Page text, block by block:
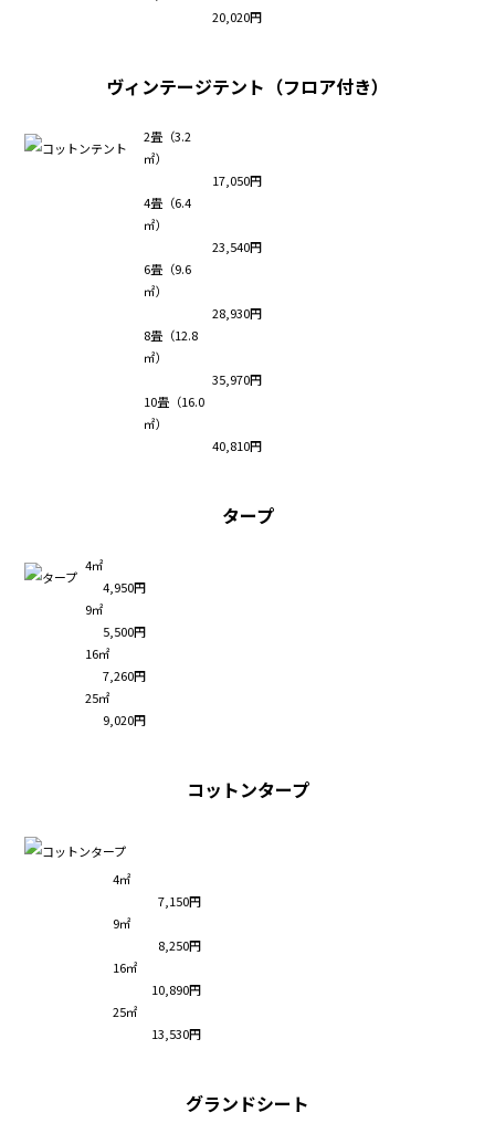
20,020円
ヴィンテージテント（フロア付き）
2畳（3.2
㎡）
17,050円
4畳（6.4
㎡）
23,540円
6畳（9.6
㎡）
28,930円
8畳（12.8
㎡）
35,970円
10畳（16.0
㎡）
40,810円
タープ
4㎡
4,950円
9㎡
5,500円
16㎡
7,260円
25㎡
9,020円
コットンタープ
4㎡
7,150円
9㎡
8,250円
16㎡
10,890円
25㎡
13,530円
グランドシート